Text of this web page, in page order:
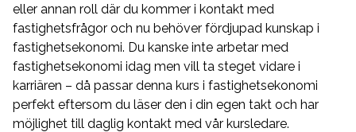
eller annan roll där du kommer i kontakt med
fastighetsfrågor och nu behöver fördjupad kunskap i
fastighetsekonomi. Du kanske inte arbetar med
fastighetsekonomi idag men vill ta steget vidare i
karriären – då passar denna kurs i fastighetsekonomi
perfekt eftersom du läser den i din egen takt och har
möjlighet till daglig kontakt med vår kursledare.